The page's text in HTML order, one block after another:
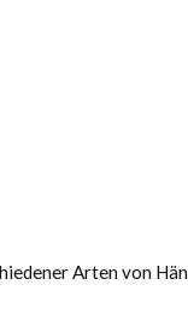
Arten von